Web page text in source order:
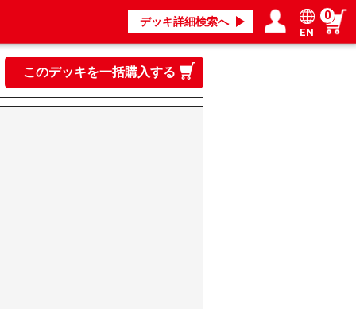
デッキ詳細検索へ
ログイン／会員登録
マイページ
EN
0
このデッキを一括購入する